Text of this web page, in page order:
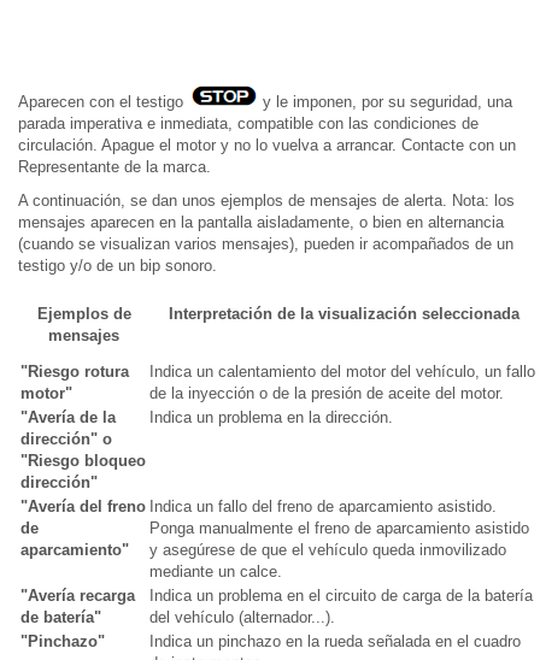
Aparecen con el testigo
y le imponen, por su seguridad, una
parada imperativa e inmediata, compatible con las condiciones de
circulación. Apague el motor y no lo vuelva a arrancar. Contacte con un
Representante de la marca.
A continuación, se dan unos ejemplos de mensajes de alerta. Nota: los
mensajes aparecen en la pantalla aisladamente, o bien en alternancia
(cuando se visualizan varios mensajes), pueden ir acompañados de un
testigo y/o de un bip sonoro.
Ejemplos de
mensajes
Interpretación de la visualización seleccionada
"Riesgo rotura
motor"
Indica un calentamiento del motor del vehículo, un fallo
de la inyección o de la presión de aceite del motor.
"Avería de la
dirección" o
"Riesgo bloqueo
dirección"
Indica un problema en la dirección.
"Avería del freno
de
aparcamiento"
Indica un fallo del freno de aparcamiento asistido.
Ponga manualmente el freno de aparcamiento asistido
y asegúrese de que el vehículo queda inmovilizado
mediante un calce.
"Avería recarga
de batería"
Indica un problema en el circuito de carga de la batería
del vehículo (alternador...).
"Pinchazo"
Indica un pinchazo en la rueda señalada en el cuadro